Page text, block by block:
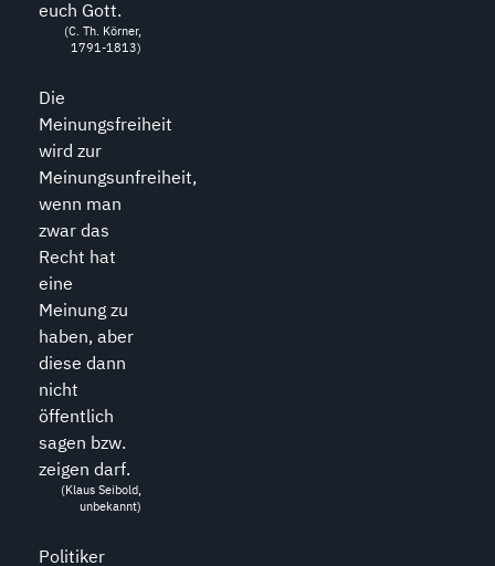
euch Gott.
(C. Th. Körner,
1791-1813)
Die
Meinungsfreiheit
wird zur
Meinungsunfreiheit,
wenn man
zwar das
Recht hat
eine
Meinung zu
haben, aber
diese dann
nicht
öffentlich
sagen bzw.
zeigen darf.
(Klaus Seibold,
unbekannt)
Politiker